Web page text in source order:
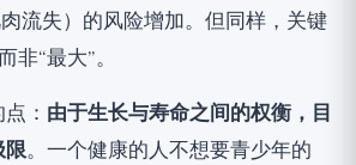
流失）的风险增加。但同样，关键
非“最大”。
： 由于生长与寿命之间的权衡，目
限。一个健康的人不想要青少年的